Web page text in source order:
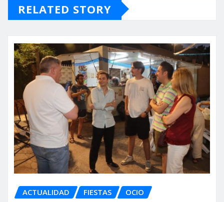
RELATED STORY
ACTUALIDAD FIESTAS OCIO